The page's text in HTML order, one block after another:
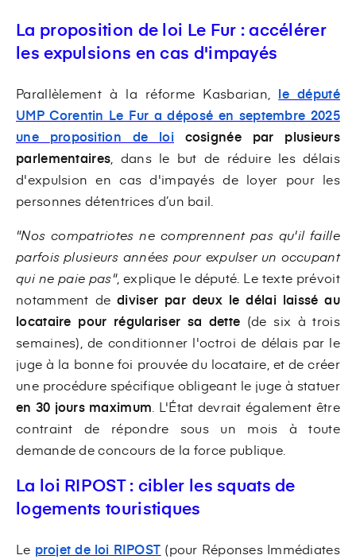
La proposition de loi Le Fur : accélérer
les expulsions en cas d'impayés
Parallèlement à la réforme Kasbarian, le député
UMP Corentin Le Fur a déposé en septembre 2025
une proposition de loicosignée par plusieurs
parlementaires , dans le but de réduire les délais
d'expulsion en cas d'impayés de loyer pour les
personnes détentrices d’un bail.
"Nos compatriotes ne comprennent pas qu'il faille
parfois plusieurs années pour expulser un occupant
qui ne paie pas", explique le député. Le texte prévoit
notamment dediviser par deux le délai laissé au
locataire pour régulariser sa dette (de six à trois
semaines), de conditionner l'octroi de délais par le
juge à la bonne foi prouvée du locataire, et de créer
une procédure spécifique obligeant le juge à statuer
en 30 jours maximum . L'État devrait également être
contraint de répondre sous un mois à toute
demande de concours de la force publique.
La loi RIPOST : cibler les squats de
logements touristiques
Le projet de loi RIPOST (pour Réponses Immédiates